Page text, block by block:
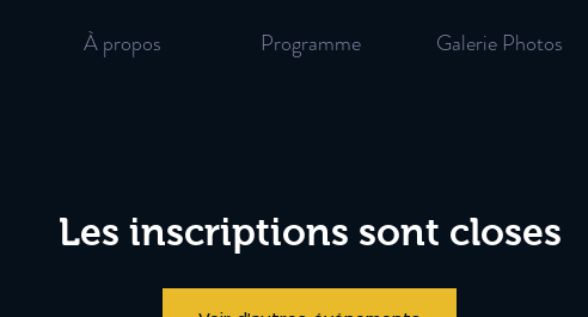
À propos Programme Galerie Photos
Les inscriptions sont closes